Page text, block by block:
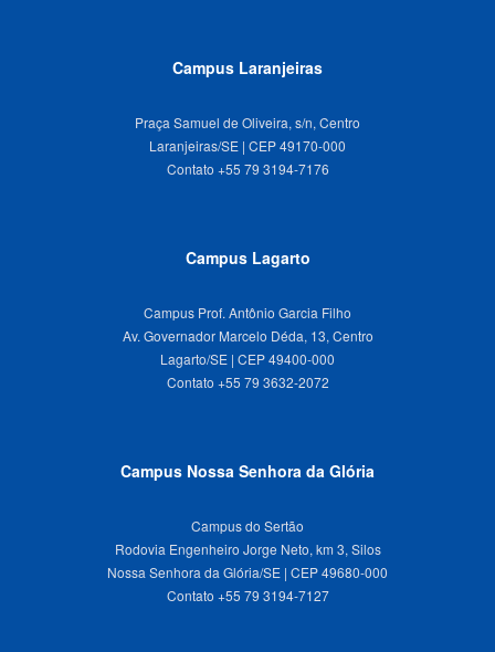
Campus Laranjeiras
Praça Samuel de Oliveira, s/n, Centro
Laranjeiras/SE | CEP 49170-000
Campus Lagarto
Campus Prof. Antônio Garcia Filho
Av. Governador Marcelo Déda, 13, Centro
Lagarto/SE | CEP 49400-000
Campus Nossa Senhora da Glória
Campus do Sertão
Rodovia Engenheiro Jorge Neto, km 3, Silos
Nossa Senhora da Glória/SE | CEP 49680-000
Contato +55 79 3194-7127